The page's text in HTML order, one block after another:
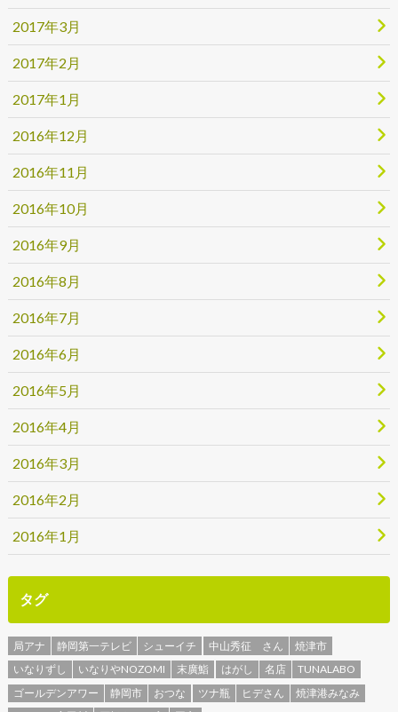
2017年3月
2017年2月
2017年1月
2016年12月
2016年11月
2016年10月
2016年9月
2016年8月
2016年7月
2016年6月
2016年5月
2016年4月
2016年3月
2016年2月
2016年1月
タグ
局アナ 静岡第一テレビ シューイチ 中山秀征 さん
焼津市
いなりずし
いなりやNOZOMI 末廣鮨 はがし 名店
TUNALABO
ゴールデンアワー
静岡市 おつな ツナ瓶 ヒデさん
焼津港みなみ